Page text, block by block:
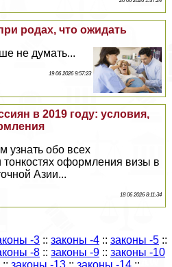
родах, что ожидать
не думать...
19 06 2026 9:57:23
в 2019 году: условия,
узнать обо всех
оформления визы в
Азии...
18 06 2026 8:11:34
-3 :: законы -4 :: законы -5 ::
-8 :: законы -9 :: законы -10
:: законы -13 :: законы -14 ::